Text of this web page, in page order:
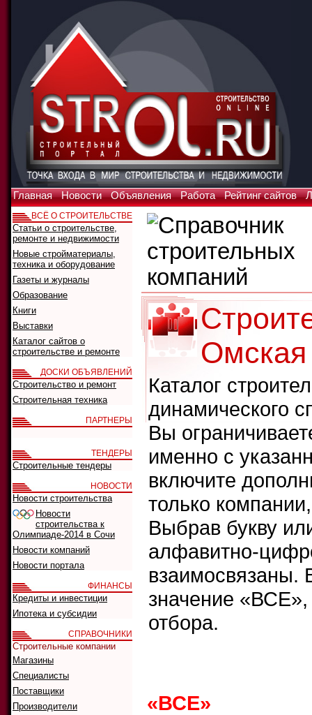
Главная Новости Объявления Работа Рейтинг сайтов
Омская
Каталог
динамического
Вы
именно с
включите
только
Выбрав букву
алфавитно-
взаимосвязаны.
значение
отбора.
«ВСЕ»
ВСЁ О СТРОИТЕЛЬСТВЕ
Статьи о строительстве,
ремонте и недвижимости
Новые стройматериалы,
техника и оборудование
Газеты и журналы
Образование
Книги
Выставки
Каталог сайтов о
строительстве и ремонте
ДОСКИ ОБЪЯВЛЕНИЙ
Строительство и ремонт
Строительная техника
ПАРТНЕРЫ
ТЕНДЕРЫ
Строительные тендеры
НОВОСТИ
Новости строительства
Новости
строительства к
Олимпиаде-2014 в Сочи
Новости компаний
Новости портала
ФИНАНСЫ
Кредиты и инвестиции
Ипотека и субсидии
СПРАВОЧНИКИ
Строительные компании
Магазины
Специалисты
Поставщики
Производители